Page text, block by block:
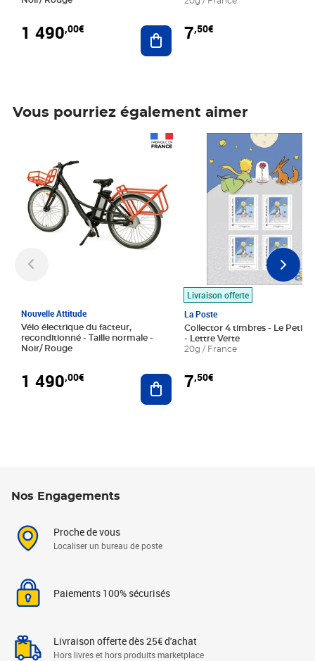
1 490,00€ Ajouter au panier
7,50€
Vous pourriez également aimer
Nouvelle Attitude
Vélo électrique du facteur,
reconditionné - Taille normale -
Noir/ Rouge
1 490,00€ Ajouter au panier
Livraison offerte
La Poste
Collector 4 timbres - Le Petit
- Lettre Verte
20g / France
7,50€
Prix 7,50€
Nos Engagements
Proche de vous
Localiser un bureau de poste
Paiements 100% sécurisés
Livraison offerte dès 25€ d'achat
Hors livres et hors produits marketplace